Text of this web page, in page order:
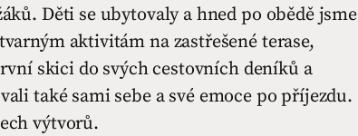
Děti se ubytovaly a hned po obědě jsme
aktivitám na zastřešené terase,
skici do svých cestovních deníků a
také sami sebe a své emoce po příjezdu.
výtvorů.